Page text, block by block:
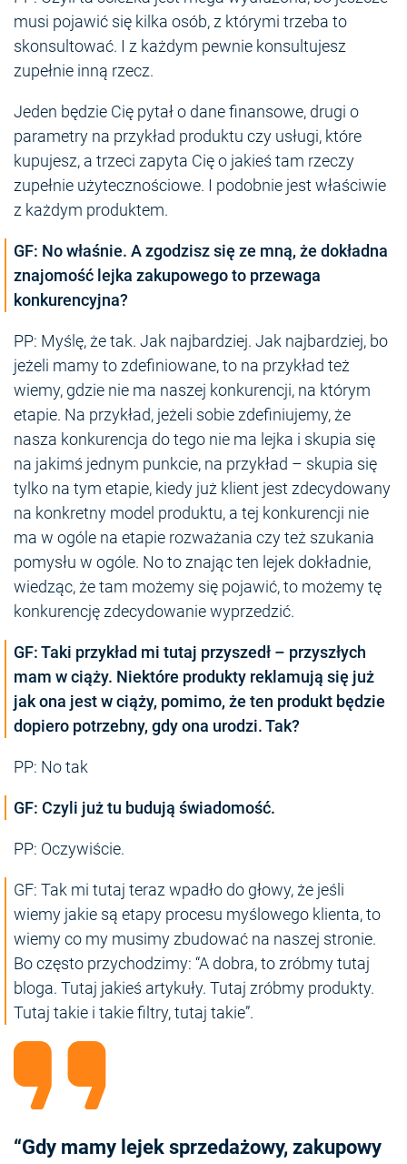
musi pojawić się kilka osób, z którymi trzeba to
skonsultować. I z każdym pewnie konsultujesz
zupełnie inną rzecz.
Jeden będzie Cię pytał o dane finansowe, drugi o
parametry na przykład produktu czy usługi, które
kupujesz, a trzeci zapyta Cię o jakieś tam rzeczy
zupełnie użytecznościowe. I podobnie jest właściwie
z każdym produktem.
GF: No właśnie. A zgodzisz się ze mną, że dokładna
znajomość lejka zakupowego to przewaga
konkurencyjna?
PP: Myślę, że tak. Jak najbardziej. Jak najbardziej, bo
jeżeli mamy to zdefiniowane, to na przykład też
wiemy, gdzie nie ma naszej konkurencji, na którym
etapie. Na przykład, jeżeli sobie zdefiniujemy, że
nasza konkurencja do tego nie ma lejka i skupia się
na jakimś jednym punkcie, na przykład – skupia się
tylko na tym etapie, kiedy już klient jest zdecydowany
na konkretny model produktu, a tej konkurencji nie
ma w ogóle na etapie rozważania czy też szukania
pomysłu w ogóle. No to znając ten lejek dokładnie,
wiedząc, że tam możemy się pojawić, to możemy tę
konkurencję zdecydowanie wyprzedzić.
GF: Taki przykład mi tutaj przyszedł – przyszłych
mam w ciąży. Niektóre produkty reklamują się już
jak ona jest w ciąży, pomimo, że ten produkt będzie
dopiero potrzebny, gdy ona urodzi. Tak?
PP: No tak
GF: Czyli już tu budują świadomość.
PP: Oczywiście.
GF: Tak mi tutaj teraz wpadło do głowy, że jeśli
wiemy jakie są etapy procesu myślowego klienta, to
wiemy co my musimy zbudować na naszej stronie.
Bo często przychodzimy: “A dobra, to zróbmy tutaj
bloga. Tutaj jakieś artykuły. Tutaj zróbmy produkty.
Tutaj takie i takie filtry, tutaj takie”.
“Gdy mamy lejek sprzedażowy, zakupowy